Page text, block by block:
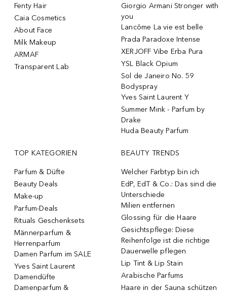
Fenty Hair
Caia Cosmetics
About Face
Milk Makeup
ARMAF
Transparent Lab
Giorgio Armani Stronger with
you
Lancôme La vie est belle
Prada Paradoxe Intense
XERJOFF Vibe Erba Pura
YSL Black Opium
Sol de Janeiro No. 59
Bodyspray
Yves Saint Laurent Y
Summer Mink - Parfum by
Drake
Huda Beauty Parfum
TOP KATEGORIEN
Parfum & Düfte
Beauty Deals
Make-up
Parfum-Deals
Rituals Geschenksets
Männerparfum &
Herrenparfum
Damen Parfum im SALE
Yves Saint Laurent
Damendüfte
Damenparfum &
BEAUTY TRENDS
Welcher Farbtyp bin ich
EdP, EdT & Co.: Das sind die
Unterschiede
Milien entfernen
Glossing für die Haare
Gesichtspflege: Diese
Reihenfolge ist die richtige
Dauerwelle pflegen
Lip Tint & Lip Stain
Arabische Parfums
Haare in der Sauna schützen